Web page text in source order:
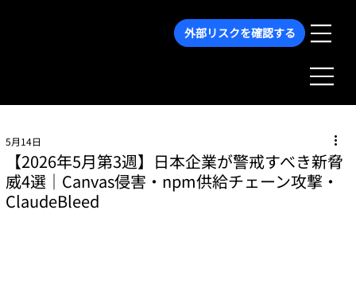
外部リスクを確認する
【2026年5月第3週】日本企業が警戒すべき新脅
威4選｜Canvas侵害・npm供給チェーン攻撃・
ClaudeBleed
5月14日